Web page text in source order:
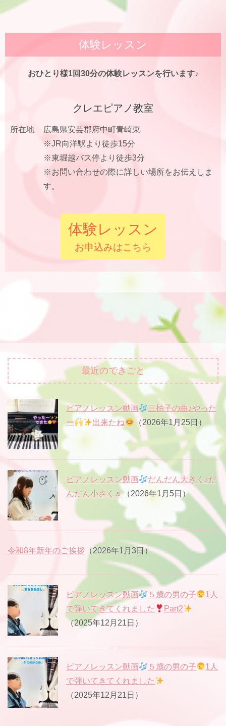
体験レッスン
おひとり様1回30分の体験レッスンを行います♪
クレエピアノ教室
所在地
広島県安芸郡府中町青崎東
※JR向洋駅より徒歩15分
※東堀越バス停より徒歩3分
※お問い合わせの際に詳しい場所をお伝えしま
す。
体験レッスン
お申込みはこちら
最近のできごと
ピアノレッスン動画
三拍子の曲♪やった
ー
出来たね （2026年1月25日）
ピアノレッスン動画
だんだん大きく♪だ
んだん小さく♬（2026年1月5日）
令和8年新年のご挨拶 （2026年1月3日）
ピアノレッスン動画 ５歳の男の子
1人
で弾いてきてくれました
Part2
（2025年12月21日）
ピアノレッスン動画 ５歳の男の子
1人
で弾いてきてくれました
（2025年12月21日）